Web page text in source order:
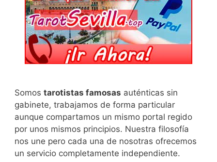
Somos tarotistas famosas auténticas sin
gabinete, trabajamos de forma particular
aunque compartamos un mismo portal regido
por unos mismos principios. Nuestra filosofía
nos une pero cada una de nosotras ofrecemos
un servicio completamente independiente.